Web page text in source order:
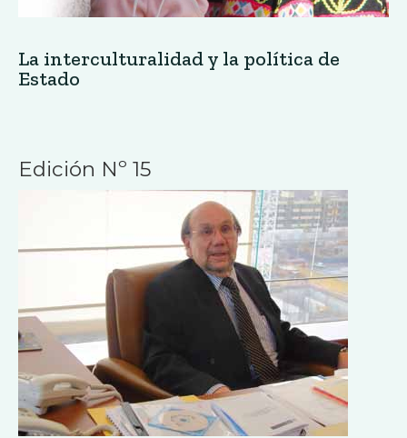
La interculturalidad y la política de
Estado
Edición Nº 15